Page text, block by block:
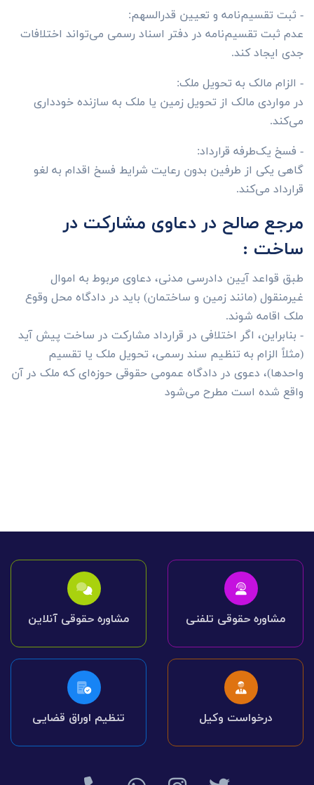
- ثبت تقسیم‌نامه و تعیین قدرالسهم:
عدم ثبت تقسیم‌نامه در دفتر اسناد رسمی می‌تواند اختلافات
جدی ایجاد کند.
- الزام مالک به تحویل ملک:
در مواردی مالک از تحویل زمین یا ملک به سازنده خودداری
می‌کند.
- فسخ یک‌طرفه قرارداد:
گاهی یکی از طرفین بدون رعایت شرایط فسخ اقدام به لغو
قرارداد می‌کند.
مرجع صالح در دعاوی مشارکت در
ساخت :
طبق قواعد آیین دادرسی مدنی، دعاوی مربوط به اموال
غیرمنقول (مانند زمین و ساختمان) باید در دادگاه محل وقوع
ملک اقامه شوند.
- بنابراین، اگر اختلافی در قرارداد مشارکت در ساخت پیش آید
(مثلاً الزام به تنظیم سند رسمی، تحویل ملک یا تقسیم
واحدها)، دعوی در دادگاه عمومی حقوقی حوزه‌ای که ملک در آن
واقع شده است مطرح می‌شود
مشاوره حقوقی تلفنی مشاوره حقوقی آنلاین
درخواست وکیل تنظیم اوراق قضایی